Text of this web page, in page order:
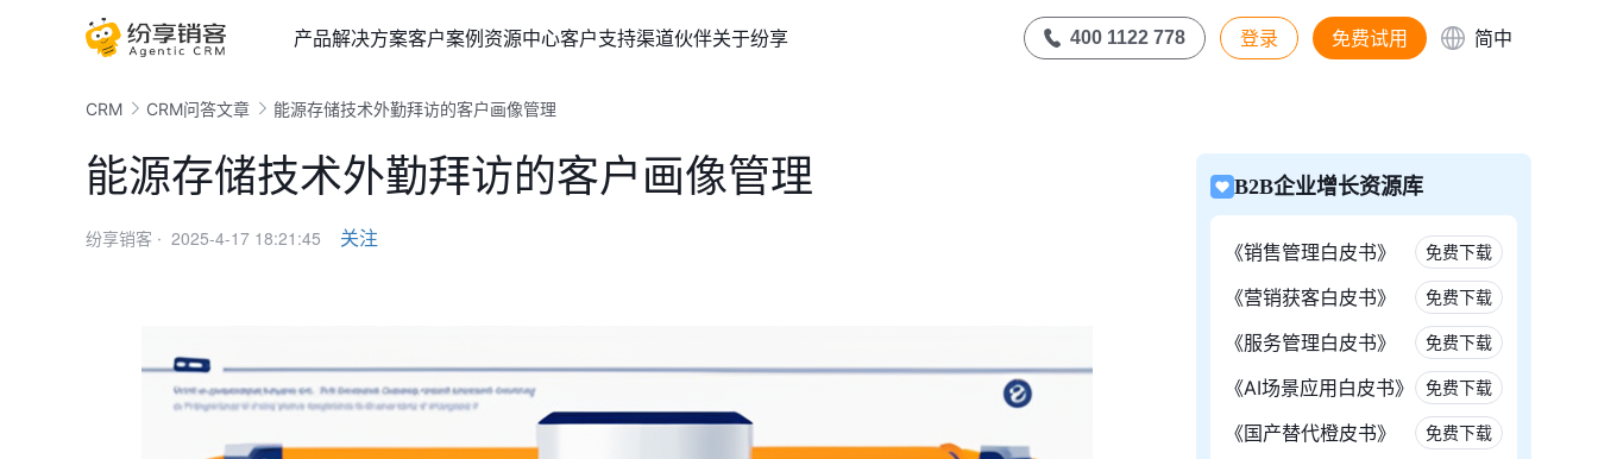
产品解决方案客户案例资源中心客户支持渠道伙伴关于纷享 400 1122 778 登录 免费试用 简中
CRM CRM问答文章 能源存储技术外勤拜访的客户画像管理
能源存储技术外勤拜访的客户画像管理
纷享销客 · 2025-4-17 18:21:45 关注
B2B企业增长资源库
《销售管理白皮书》 免费下载
《营销获客白皮书》 免费下载
《服务管理白皮书》 免费下载
《AI场景应用白皮书》 免费下载
《国产替代橙皮书》 免费下载